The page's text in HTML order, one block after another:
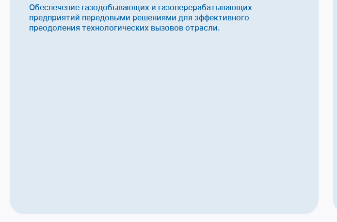
Обеспечение газодобывающих и газоперерабатывающих
предприятий передовыми решениями для эффективного
преодоления технологических вызовов отрасли.